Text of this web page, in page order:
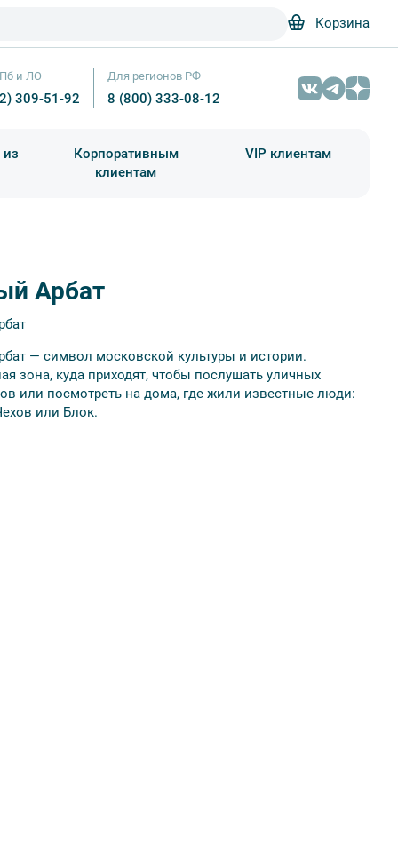
Корзина
и ЛО
309-51-92
Для регионов РФ
8 (800) 333-08-12
Корпоративным
клиентам
VIP клиентам
Арбат
— символ московской культуры и истории.
зона, куда приходят, чтобы послушать уличных
или посмотреть на дома, где жили известные люди:
или Блок.